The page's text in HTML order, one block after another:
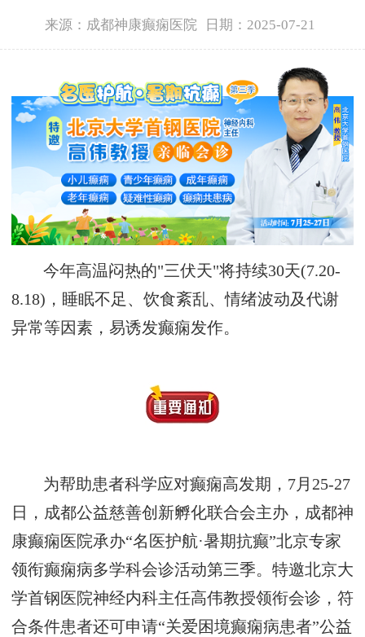
来源：成都神康癫痫医院 日期：2025-07-21
今年高温闷热的"三伏天"将持续30天(7.20-
8.18)，睡眠不足、饮食紊乱、情绪波动及代谢
异常等因素，易诱发癫痫发作。
为帮助患者科学应对癫痫高发期，7月25-27
日，成都公益慈善创新孵化联合会主办，成都神
康癫痫医院承办“名医护航·暑期抗癫”北京专家
领衔癫痫病多学科会诊活动第三季。特邀北京大
学首钢医院神经内科主任高伟教授领衔会诊，符
合条件患者还可申请“关爱困境癫痫病患者”公益